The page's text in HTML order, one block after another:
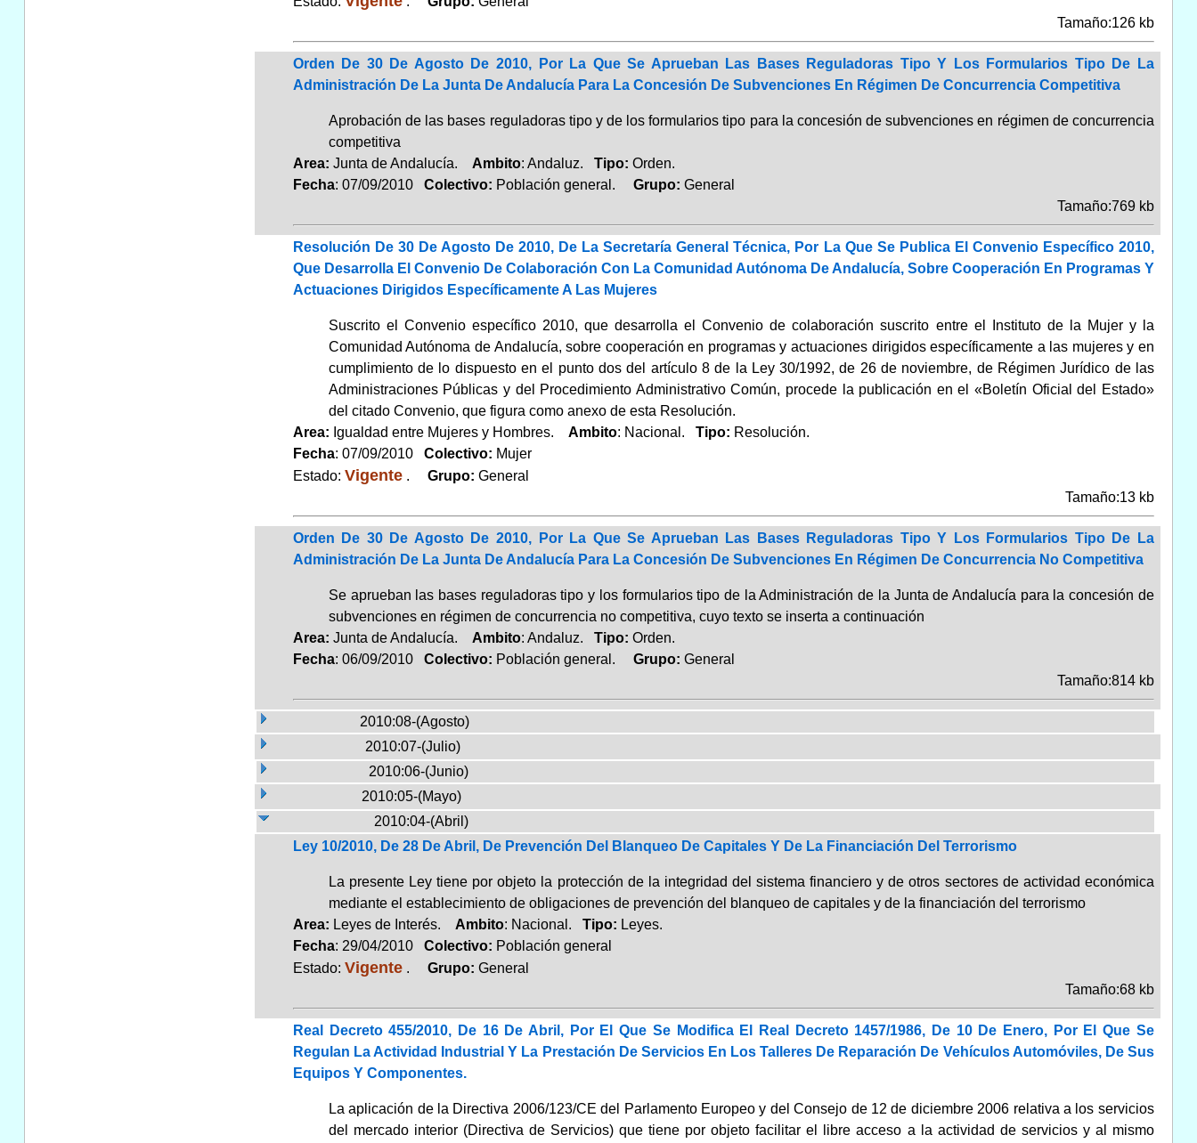
Tamaño:126 kb
Orden De 30 De Agosto De 2010, Por La Que Se Aprueban Las Bases Reguladoras Tipo Y Los Formularios Tipo De La
Administración De La Junta De Andalucía Para La Concesión De Subvenciones En Régimen De Concurrencia Competitiva
Aprobación de las bases reguladoras tipo y de los formularios tipo para la concesión de subvenciones en régimen de concurrencia
competitiva
Area: Junta de Andalucía. Ambito: Andaluz. Tipo: Orden.
Fecha: 07/09/2010Colectivo: Población general. Grupo: General
Tamaño:769 kb
Resolución De 30 De Agosto De 2010, De La Secretaría General Técnica, Por La Que Se Publica El Convenio Específico 2010,
Que Desarrolla El Convenio De Colaboración Con La Comunidad Autónoma De Andalucía, Sobre Cooperación En Programas Y
Actuaciones Dirigidos Específicamente A Las Mujeres
Suscrito el Convenio específico 2010, que desarrolla el Convenio de colaboración suscrito entre el Instituto de la Mujer y la
Comunidad Autónoma de Andalucía, sobre cooperación en programas y actuaciones dirigidos específicamente a las mujeres y en
cumplimiento de lo dispuesto en el punto dos del artículo 8 de la Ley 30/1992, de 26 de noviembre, de Régimen Jurídico de las
Administraciones Públicas y del Procedimiento Administrativo Común, procede la publicación en el «Boletín Oficial del Estado»
del citado Convenio, que figura como anexo de esta Resolución.
Area: Igualdad entre Mujeres y Hombres. Ambito: Nacional. Tipo: Resolución.
Fecha: 07/09/2010Colectivo: Mujer
Estado: Vigente. Grupo: General
Tamaño:13 kb
Orden De 30 De Agosto De 2010, Por La Que Se Aprueban Las Bases Reguladoras Tipo Y Los Formularios Tipo De La
Administración De La Junta De Andalucía Para La Concesión De Subvenciones En Régimen De Concurrencia No Competitiva
Se aprueban las bases reguladoras tipo y los formularios tipo de la Administración de la Junta de Andalucía para la concesión de
subvenciones en régimen de concurrencia no competitiva, cuyo texto se inserta a continuación
Area: Junta de Andalucía. Ambito: Andaluz. Tipo: Orden.
Fecha: 06/09/2010Colectivo: Población general. Grupo: General
Tamaño:814 kb
2010:08-(Agosto)
2010:07-(Julio)
2010:06-(Junio)
2010:05-(Mayo)
2010:04-(Abril)
Ley 10/2010, De 28 De Abril, De Prevención Del Blanqueo De Capitales Y De La Financiación Del Terrorismo
La presente Ley tiene por objeto la protección de la integridad del sistema financiero y de otros sectores de actividad económica
mediante el establecimiento de obligaciones de prevención del blanqueo de capitales y de la financiación del terrorismo
Area: Leyes de Interés. Ambito: Nacional. Tipo: Leyes.
Fecha: 29/04/2010Colectivo: Población general
Estado: Vigente. Grupo: General
Tamaño:68 kb
Real Decreto 455/2010, De 16 De Abril, Por El Que Se Modifica El Real Decreto 1457/1986, De 10 De Enero, Por El Que Se
Regulan La Actividad Industrial Y La Prestación De Servicios En Los Talleres De Reparación De Vehículos Automóviles, De Sus
Equipos Y Componentes.
La aplicación de la Directiva 2006/123/CE del Parlamento Europeo y del Consejo de 12 de diciembre 2006 relativa a los servicios
del mercado interior (Directiva de Servicios) que tiene por objeto facilitar el libre acceso a la actividad de servicios y al mismo